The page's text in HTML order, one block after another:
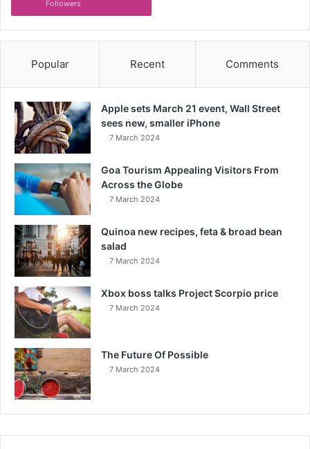
Followers
Popular Recent Comments
Apple sets March 21 event, Wall Street
sees new, smaller iPhone
7 March 2024
Goa Tourism Appealing Visitors From
Across the Globe
7 March 2024
Quinoa new recipes, feta & broad bean
salad
7 March 2024
Xbox boss talks Project Scorpio price
7 March 2024
The Future Of Possible
7 March 2024